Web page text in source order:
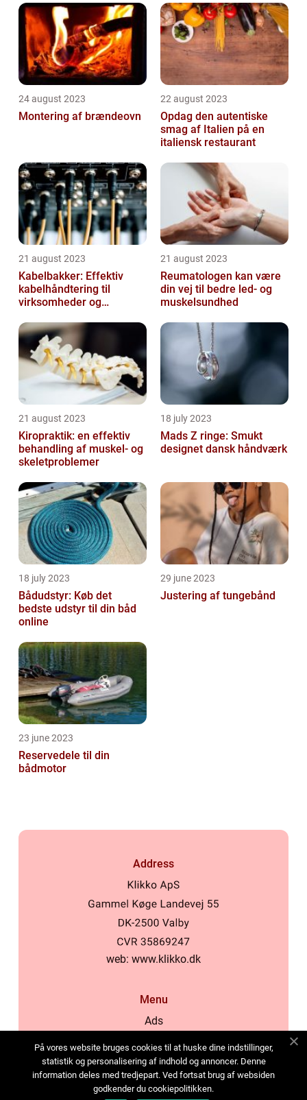
24 august 2023
Montering af brændeovn
22 august 2023
Opdag den autentiske
smag af Italien på en
italiensk restaurant
21 august 2023
Kabelbakker: Effektiv
kabelhåndtering til
virksomheder og
21 august 2023
Reumatologen kan være
din vej til bedre led- og
muskelsundhed
21 august 2023
Kiropraktik: en effektiv
behandling af muskel- og
skeletproblemer
18 july 2023
Mads Z ringe: Smukt
designet dansk håndværk
18 july 2023
Bådudstyr: Køb det
bedste udstyr til din båd
online
29 june 2023
Justering af tungebånd
23 june 2023
Reservedele til din
bådmotor
Address
web: www.klikko.dk
Menu
Ads
Cookies
Contact
Sitemap
På vores website bruges cookies til at huske dine indstillinger,
statistik og personalisering af indhold og annoncer. Denne
information deles med tredjepart. Ved fortsat brug af websiden
godkender du cookiepolitikken.